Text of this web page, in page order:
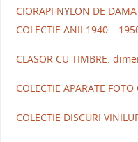
CIORAPI NYLON DE
COLECTIE ANII 1940 –
CLASOR CU TIMBRE.
COLECTIE APARATE
COLECTIE DISCURI